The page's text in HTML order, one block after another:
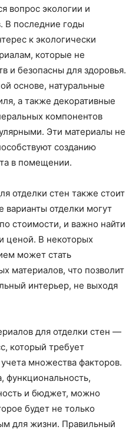
вопрос экологии и
В последние годы
к экологически
которые не
и безопасны для здоровья.
основе, натуральные
а также декоративные
компонентов
Эти материалы не
созданию
в помещении.
отделки стен также стоит
варианты отделки могут
стоимости, и важно найти
ценой. В некоторых
может стать
материалов, что позволит
интерьер, не выходя
для отделки стен —
который требует
множества факторов.
функциональность,
и бюджет, можно
будет не только
для жизни. Правильный